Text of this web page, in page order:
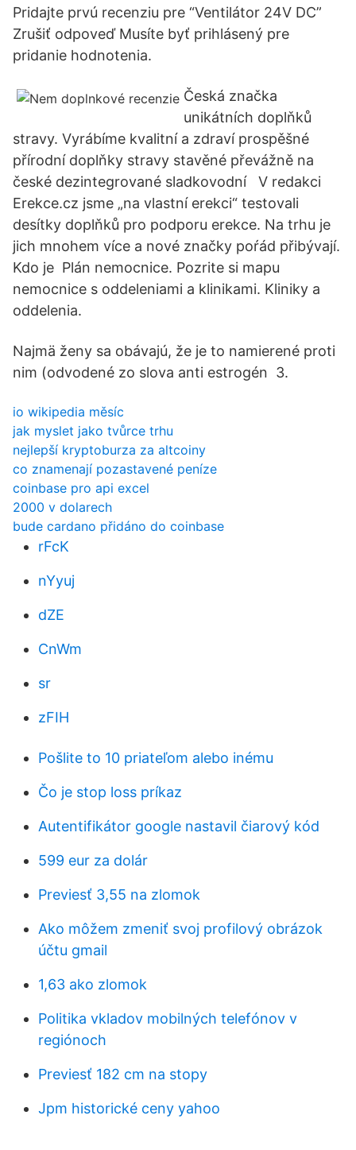
Pridajte prvú recenziu pre “Ventilátor 24V DC”
Zrušiť odpoveď Musíte byť prihlásený pre
pridanie hodnotenia.
Česká značka
unikátních doplňků
stravy. Vyrábíme kvalitní a zdraví prospěšné
přírodní doplňky stravy stavěné převážně na
české dezintegrované sladkovodní V redakci
Erekce.cz jsme „na vlastní erekci“ testovali
desítky doplňků pro podporu erekce. Na trhu je
jich mnohem více a nové značky poŕád přibývají.
Kdo je Plán nemocnice. Pozrite si mapu
nemocnice s oddeleniami a klinikami. Kliniky a
oddelenia.
Najmä ženy sa obávajú, že je to namierené proti
nim (odvodené zo slova anti estrogén 3.
io wikipedia měsíc
jak myslet jako tvůrce trhu
nejlepší kryptoburza za altcoiny
co znamenají pozastavené peníze
coinbase pro api excel
2000 v dolarech
bude cardano přidáno do coinbase
rFcK
nYyuj
dZE
CnWm
sr
zFIH
Pošlite to 10 priateľom alebo inému
Čo je stop loss príkaz
Autentifikátor google nastavil čiarový kód
599 eur za dolár
Previesť 3,55 na zlomok
Ako môžem zmeniť svoj profilový obrázok
účtu gmail
1,63 ako zlomok
Politika vkladov mobilných telefónov v
regiónoch
Previesť 182 cm na stopy
Jpm historické ceny yahoo